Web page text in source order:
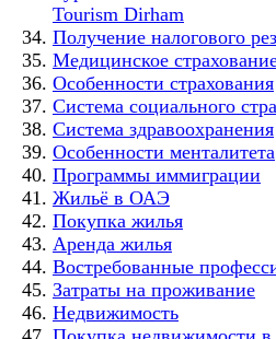
Tourism Dirham
Получение налогового
Медицинское
Особенности страхования
Система социального
Система здравоохранения
Особенности менталитета
Программы иммиграции
Жильё в ОАЭ
Покупка жилья
Аренда жилья
Востребованные
Затраты на проживание
Недвижимость